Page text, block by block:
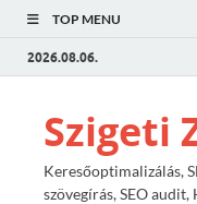
TOP MENU
2026.08.06.
Szigeti
Keresőoptimalizálás,
szövegírás, SEO audit,